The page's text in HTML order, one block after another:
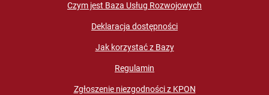
Czym jest Baza Usług Rozwojowych
Deklaracja dostępności
Jak korzystać z Bazy
Regulamin
Zgłoszenie niezgodności z KPON